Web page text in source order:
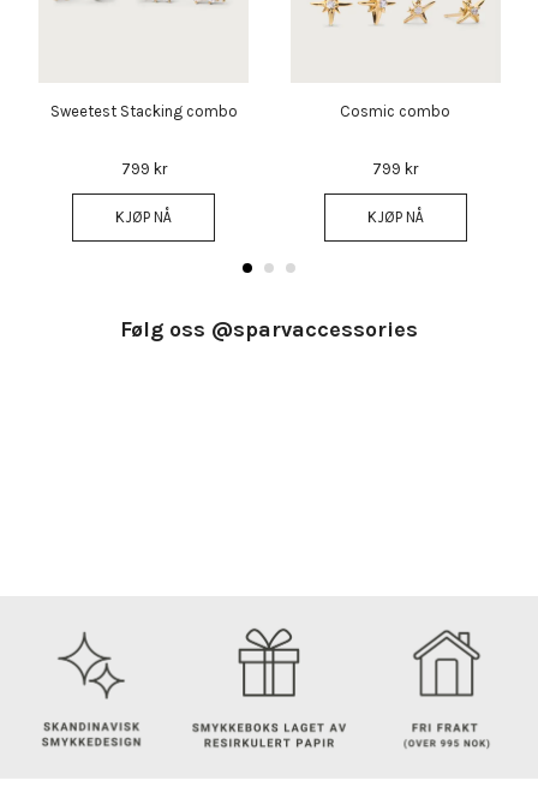
Sweetest Stacking combo
799 kr
KJØP NÅ
Cosmic combo
799 kr
KJØP NÅ
Følg oss @sparvaccessories